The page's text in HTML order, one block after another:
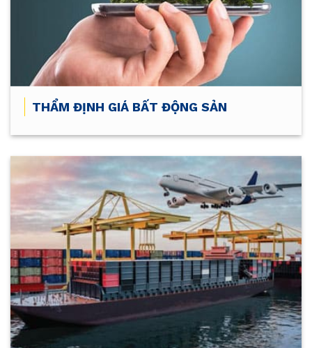
THẨM ĐỊNH GIÁ BẤT ĐỘNG SẢN